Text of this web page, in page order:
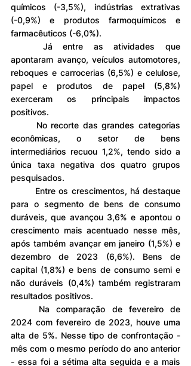
químicos (-3,5%), indústrias extrativas
(-0,9%) e produtos farmoquímicos e
farmacêuticos (-6,0%).
apontaram avanço, veículos automotores,
reboques e carrocerias (6,5%) e celulose,
papel e produtos de papel (5,8%)
exerceram os principais impactos
positivos.
econômicas, o setor de bens
intermediários recuou 1,2%, tendo sido a
única taxa negativa dos quatro grupos
pesquisados.
para o segmento de bens de consumo
duráveis, que avançou 3,6% e apontou o
crescimento mais acentuado nesse mês,
após também avançar em janeiro (1,5%) e
dezembro de 2023 (6,6%). Bens de
capital (1,8%) e bens de consumo semi e
não duráveis (0,4%) também registraram
resultados positivos.
2024 com fevereiro de 2023, houve uma
alta de 5%. Nesse tipo de confrontação -
mês com o mesmo período do ano anterior
- essa foi a sétima alta seguida e a mais